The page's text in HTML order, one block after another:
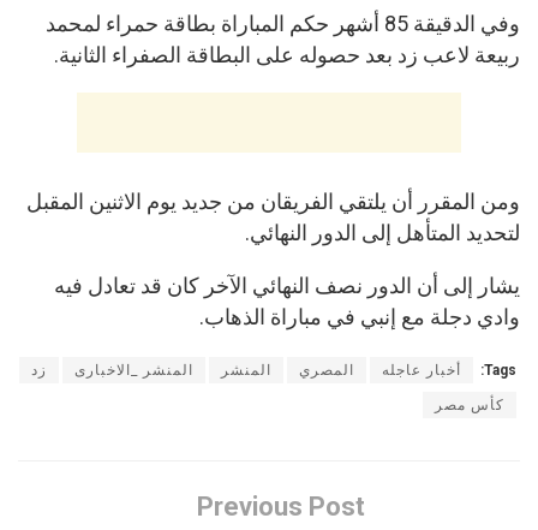
وفي الدقيقة 85 أشهر حكم المباراة بطاقة حمراء لمحمد
ربيعة لاعب زد بعد حصوله على البطاقة الصفراء الثانية.
ومن المقرر أن يلتقي الفريقان من جديد يوم الاثنين المقبل
لتحديد المتأهل إلى الدور النهائي.
يشار إلى أن الدور نصف النهائي الآخر كان قد تعادل فيه
وادي دجلة مع إنبي في مباراة الذهاب.
Tags: أخبار عاجله المصري المنشر المنشر _الاخبارى زد
كأس مصر
Previous Post